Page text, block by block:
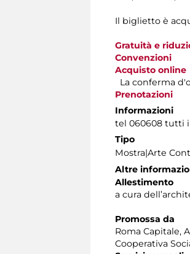
Il biglietto è
Gratuità e
Convenzioni
Acquisto online
La conferma
Prenotazioni
Informazioni
tel 060608 tutti i
Tipo
Mostra|Arte
Altre
Allestimento
a cura
Promossa da
Roma Capitale,
Cooperativa